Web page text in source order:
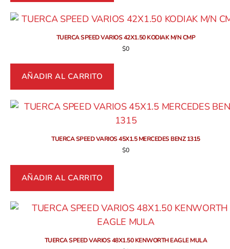
TUERCA SPEED VARIOS 42X1.50 KODIAK M/N CMP
$0
AÑADIR AL CARRITO
TUERCA SPEED VARIOS 45X1.5 MERCEDES BENZ 1315
$0
AÑADIR AL CARRITO
TUERCA SPEED VARIOS 48X1.50 KENWORTH EAGLE MULA